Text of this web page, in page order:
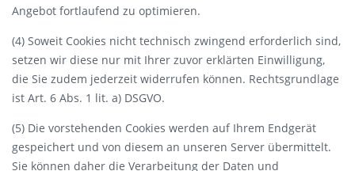
Angebot fortlaufend zu optimieren.
(4) Soweit Cookies nicht technisch zwingend erforderlich sind,
setzen wir diese nur mit Ihrer zuvor erklärten Einwilligung,
die Sie zudem jederzeit widerrufen können. Rechtsgrundlage
ist Art. 6 Abs. 1 lit. a) DSGVO.
(5) Die vorstehenden Cookies werden auf Ihrem Endgerät
gespeichert und von diesem an unseren Server übermittelt.
Sie können daher die Verarbeitung der Daten und